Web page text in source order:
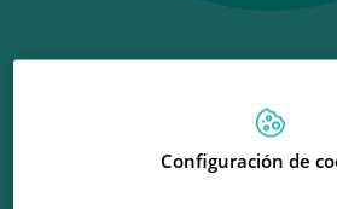
Ongi etorri
Lukas
Configuración de